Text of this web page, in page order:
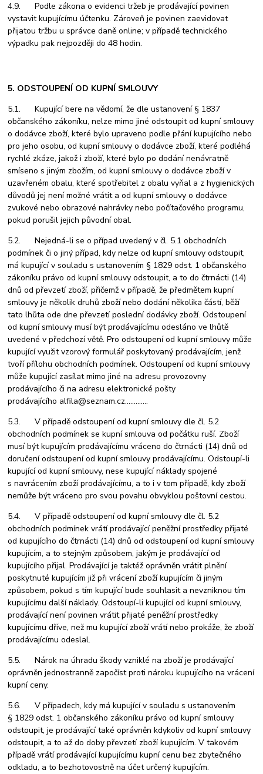
4.9. Podle zákona o evidenci tržeb je prodávající povinen
vystavit kupujícímu účtenku. Zároveň je povinen zaevidovat
přijatou tržbu u správce daně online; v případě technického
výpadku pak nejpozději do 48 hodin.
5. ODSTOUPENÍ OD KUPNÍ SMLOUVY
5.1. Kupující bere na vědomí, že dle ustanovení § 1837
občanského zákoníku, nelze mimo jiné odstoupit od kupní smlouvy
o dodávce zboží, které bylo upraveno podle přání kupujícího nebo
pro jeho osobu, od kupní smlouvy o dodávce zboží, které podléhá
rychlé zkáze, jakož i zboží, které bylo po dodání nenávratně
smíseno s jiným zbožím, od kupní smlouvy o dodávce zboží v
uzavřeném obalu, které spotřebitel z obalu vyňal a z hygienických
důvodů jej není možné vrátit a od kupní smlouvy o dodávce
zvukové nebo obrazové nahrávky nebo počítačového programu,
pokud porušil jejich původní obal.
5.2. Nejedná-li se o případ uvedený v čl. 5.1 obchodních
podmínek či o jiný případ, kdy nelze od kupní smlouvy odstoupit,
má kupující v souladu s ustanovením § 1829 odst. 1 občanského
zákoníku právo od kupní smlouvy odstoupit, a to do čtrnácti (14)
dnů od převzetí zboží, přičemž v případě, že předmětem kupní
smlouvy je několik druhů zboží nebo dodání několika částí, běží
tato lhůta ode dne převzetí poslední dodávky zboží. Odstoupení
od kupní smlouvy musí být prodávajícímu odesláno ve lhůtě
uvedené v předchozí větě. Pro odstoupení od kupní smlouvy může
kupující využit vzorový formulář poskytovaný prodávajícím, jenž
tvoří přílohu obchodních podmínek. Odstoupení od kupní smlouvy
může kupující zasílat mimo jiné na adresu provozovny
prodávajícího či na adresu elektronické pošty
prodávajícího alfila@seznam.cz………….
5.3. V případě odstoupení od kupní smlouvy dle čl. 5.2
obchodních podmínek se kupní smlouva od počátku ruší. Zboží
musí být kupujícím prodávajícímu vráceno do čtrnácti (14) dnů od
doručení odstoupení od kupní smlouvy prodávajícímu. Odstoupí-li
kupující od kupní smlouvy, nese kupující náklady spojené
s navrácením zboží prodávajícímu, a to i v tom případě, kdy zboží
nemůže být vráceno pro svou povahu obvyklou poštovní cestou.
5.4. V případě odstoupení od kupní smlouvy dle čl. 5.2
obchodních podmínek vrátí prodávající peněžní prostředky přijaté
od kupujícího do čtrnácti (14) dnů od odstoupení od kupní smlouvy
kupujícím, a to stejným způsobem, jakým je prodávající od
kupujícího přijal. Prodávající je taktéž oprávněn vrátit plnění
poskytnuté kupujícím již při vrácení zboží kupujícím či jiným
způsobem, pokud s tím kupující bude souhlasit a nevzniknou tím
kupujícímu další náklady. Odstoupí-li kupující od kupní smlouvy,
prodávající není povinen vrátit přijaté peněžní prostředky
kupujícímu dříve, než mu kupující zboží vrátí nebo prokáže, že zboží
prodávajícímu odeslal.
5.5. Nárok na úhradu škody vzniklé na zboží je prodávající
oprávněn jednostranně započíst proti nároku kupujícího na vrácení
kupní ceny.
5.6. V případech, kdy má kupující v souladu s ustanovením
§ 1829 odst. 1 občanského zákoníku právo od kupní smlouvy
odstoupit, je prodávající také oprávněn kdykoliv od kupní smlouvy
odstoupit, a to až do doby převzetí zboží kupujícím. V takovém
případě vrátí prodávající kupujícímu kupní cenu bez zbytečného
odkladu, a to bezhotovostně na účet určený kupujícím.